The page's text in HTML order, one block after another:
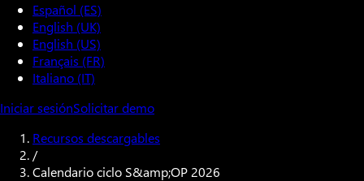
Español (ES)
English (UK)
English (US)
Français (FR)
Italiano (IT)
Iniciar sesiónSolicitar demo
Recursos descargables
/
Calendario ciclo S&amp;OP 2026